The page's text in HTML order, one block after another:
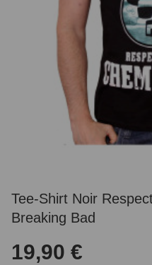
Tee-Shirt Noir
Breaking Bad
19,90 €